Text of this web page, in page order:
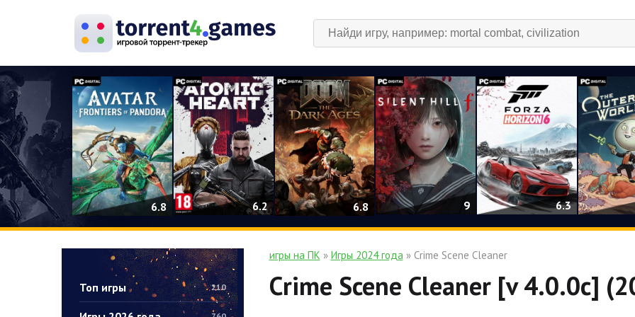
6.8 6.2 6.8 9 6.3
Топ игры 210
игры на ПК » Игры 2024 года» Crime Scene Cleaner
Crime Scene Cleaner [v 4.0.0c]